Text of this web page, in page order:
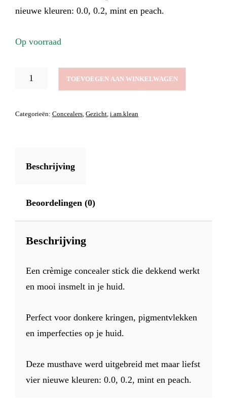
nieuwe kleuren: 0.0, 0.2, mint en peach.
Op voorraad
CONCEALER
AANTAL
TOEVOEGEN AAN WINKELWAGEN
Categorieën: Concealers Gezicht i.am.klean
Beschrijving
Beoordelingen (0)
Beschrijving
Een crèmige concealer stick die dekkend werkt
en mooi insmelt in je huid.
Perfect voor donkere kringen, pigmentvlekken
en imperfecties op je huid.
Deze musthave werd uitgebreid met maar liefst
vier nieuwe kleuren: 0.0, 0.2, mint en peach.